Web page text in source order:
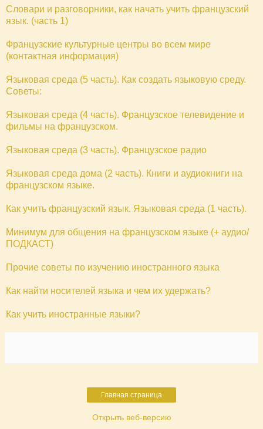
Словари и разговорники, как начать учить французский
язык. (часть 1)
Французские культурные центры во всем мире
(контактная информация)
Языковая среда (5 часть). Как создать языковую среду.
Советы:
Языковая среда (4 часть). Французское телевидение и
фильмы на французском.
Языковая среда (3 часть). Французское радио
Языковая среда дома (2 часть). Книги и аудиокниги на
французском языке.
Как учить французский язык. Языковая среда (1 часть).
Минимум для общения на французском языке (+ аудио/
ПОДКАСТ)
Прочие советы по изучению иностранного языка
Как найти носителей языка и чем их удержать?
Как учить иностранные языки?
Главная страница
Открыть веб-версию